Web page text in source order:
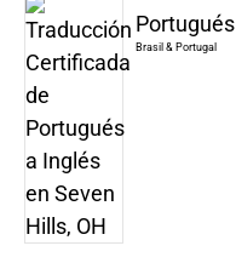
Portugués
Brasil & Portugal